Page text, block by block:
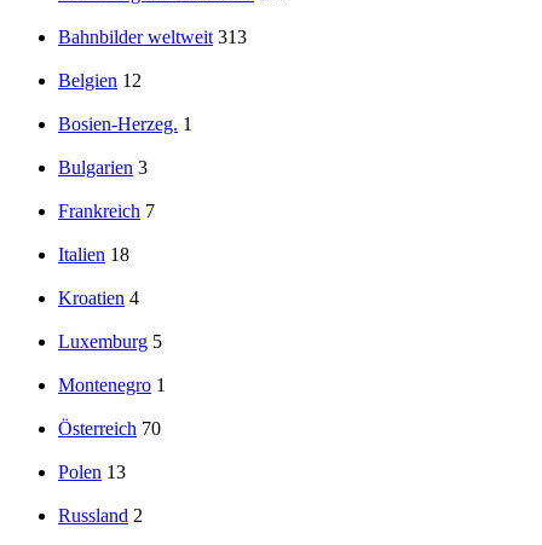
Bahnbilder weltweit 313
Belgien 12
Bosien-Herzeg. 1
Bulgarien 3
Frankreich 7
Italien 18
Kroatien 4
Luxemburg 5
Montenegro 1
Österreich 70
Polen 13
Russland 2